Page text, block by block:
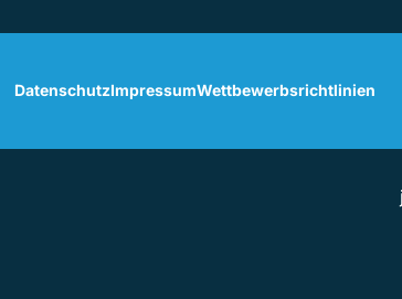
DatenschutzImpressumWettbewerbsrichtlinien